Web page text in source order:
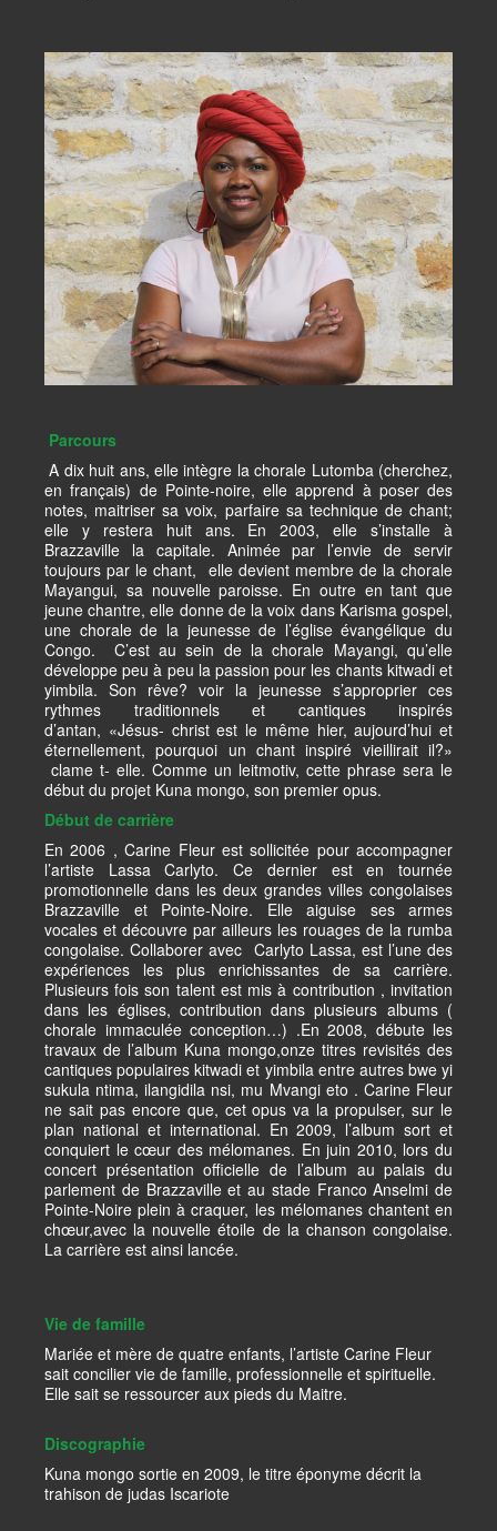
Parcours
A dix huit ans, elle intègre la chorale Lutomba (cherchez,
en français) de Pointe-noire, elle apprend à poser des
notes, maitriser sa voix, parfaire sa technique de chant;
elle y restera huit ans. En 2003, elle s’installe à
Brazzaville la capitale. Animée par l’envie de servir
toujours par le chant, elle devient membre de la chorale
Mayangui, sa nouvelle paroisse. En outre en tant que
jeune chantre, elle donne de la voix dans Karisma gospel,
une chorale de la jeunesse de l’église évangélique du
Congo. C’est au sein de la chorale Mayangi, qu’elle
développe peu à peu la passion pour les chants kitwadi et
yimbila. Son rêve? voir la jeunesse s’approprier ces
rythmes traditionnels et cantiques inspirés
d’antan, «Jésus- christ est le même hier, aujourd’hui et
éternellement, pourquoi un chant inspiré vieillirait il?»
clame t- elle. Comme un leitmotiv, cette phrase sera le
début du projet Kuna mongo, son premier opus.
Début de carrière
En 2006 , Carine Fleur est sollicitée pour accompagner
l’artiste Lassa Carlyto. Ce dernier est en tournée
promotionnelle dans les deux grandes villes congolaises
Brazzaville et Pointe-Noire. Elle aiguise ses armes
vocales et découvre par ailleurs les rouages de la rumba
congolaise. Collaborer avec Carlyto Lassa, est l’une des
expériences les plus enrichissantes de sa carrière.
Plusieurs fois son talent est mis à contribution , invitation
dans les églises, contribution dans plusieurs albums (
chorale immaculée conception…) .En 2008, débute les
travaux de l’album Kuna mongo,onze titres revisités des
cantiques populaires kitwadi et yimbila entre autres bwe yi
sukula ntima, ilangidila nsi, mu Mvangi eto . Carine Fleur
ne sait pas encore que, cet opus va la propulser, sur le
plan national et international. En 2009, l’album sort et
conquiert le cœur des mélomanes. En juin 2010, lors du
concert présentation officielle de l’album au palais du
parlement de Brazzaville et au stade Franco Anselmi de
Pointe-Noire plein à craquer, les mélomanes chantent en
chœur,avec la nouvelle étoile de la chanson congolaise.
La carrière est ainsi lancée.
Vie de famille
Mariée et mère de quatre enfants, l’artiste Carine Fleur
sait concilier vie de famille, professionnelle et spirituelle.
Elle sait se ressourcer aux pieds du Maitre.
Discographie
Kuna mongo sortie en 2009, le titre éponyme décrit la
trahison de judas Iscariote